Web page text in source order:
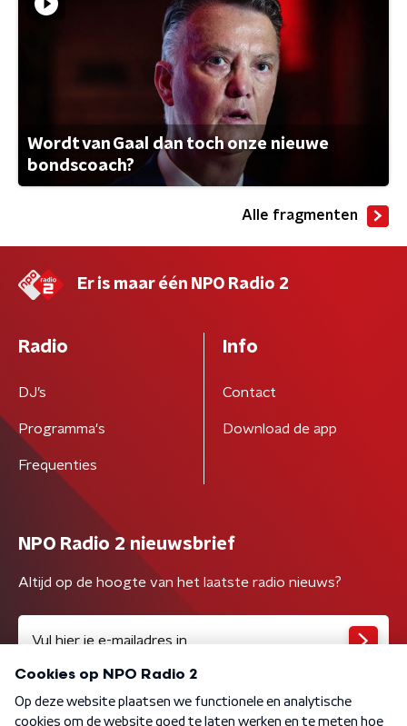
Wordt van Gaal dan toch onze nieuwe
bondscoach?
Alle fragmenten
Er is maar één NPO Radio 2
Radio
DJ’s
Programma's
Frequenties
Info
Contact
Download de app
NPO Radio 2 nieuwsbrief
Altijd op de hoogte van het laatste radio nieuws?